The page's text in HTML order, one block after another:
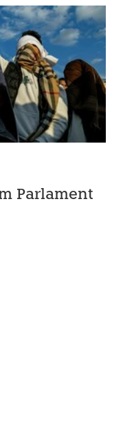
Parlament